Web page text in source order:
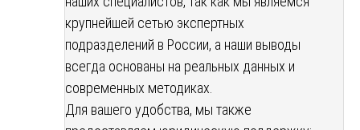
крупнейшей сетью экспертных
подразделений в России, а наши выводы
всегда основаны на реальных данных и
современных методиках.
Для вашего удобства, мы также